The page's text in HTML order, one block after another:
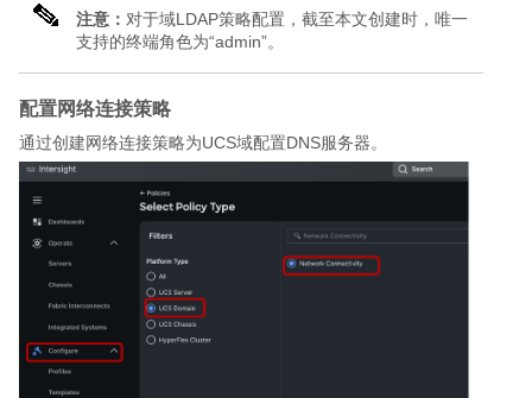
注意： 对于域LDAP策略配置，截至本文创建时，唯一
支持的终端角色为“admin”。
配置网络连接策略
通过创建网络连接策略为UCS域配置DNS服务器。